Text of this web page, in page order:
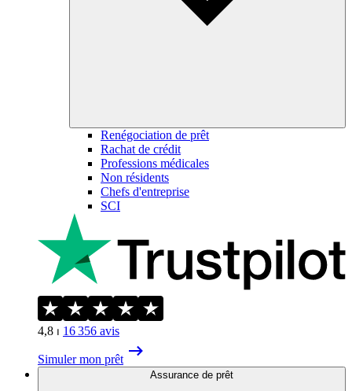
Renégociation de prêt
Rachat de crédit
Professions médicales
Non résidents
Chefs d'entreprise
SCI
4,8 ⏐ 16 356 avis
Simuler mon prêt
Assurance de prêt